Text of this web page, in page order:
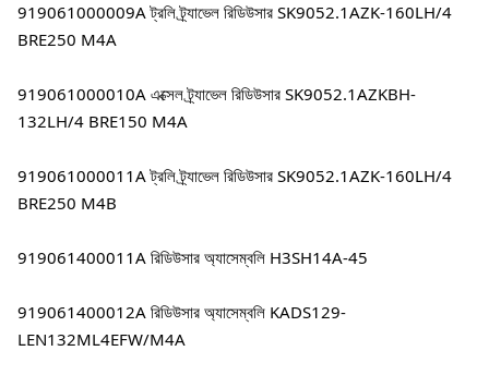
919061000009A ট্রলি ট্র্যাভেল রিডিউসার SK9052.1AZK-160LH/4
BRE250 M4A
919061000010A এক্সেল ট্র্যাভেল রিডিউসার SK9052.1AZKBH-
132LH/4 BRE150 M4A
919061000011A ট্রলি ট্র্যাভেল রিডিউসার SK9052.1AZK-160LH/4
BRE250 M4B
919061400011A রিডিউসার অ্যাসেম্বলি H3SH14A-45
919061400012A রিডিউসার অ্যাসেম্বলি KADS129-
LEN132ML4EFW/M4A